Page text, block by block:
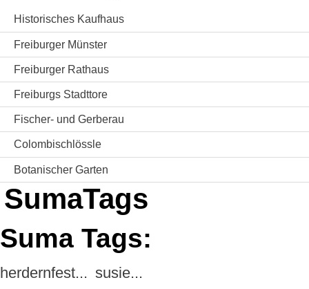
Historisches Kaufhaus
Freiburger Münster
Freiburger Rathaus
Freiburgs Stadttore
Fischer- und Gerberau
Colombischlössle
Botanischer Garten
SumaTags
Suma Tags:
herdernfest... susie...